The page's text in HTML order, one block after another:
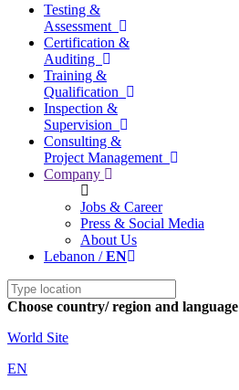
Testing &
Assessment
Certification &
Auditing
Training &
Qualification
Inspection &
Supervision
Consulting &
Project Management
Company
Jobs & Career
Press & Social Media
About Us
Lebanon /EN
Choose country/ region and language
World Site
EN